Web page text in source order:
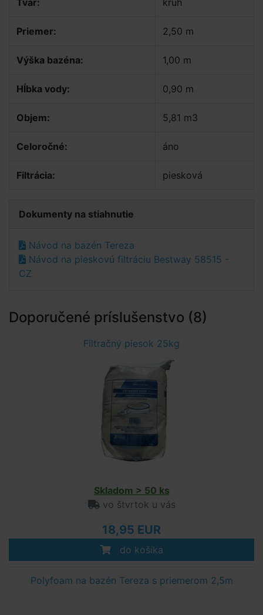
Tvar: kruh
Priemer: 2,50 m
Výška bazéna: 1,00 m
Hĺbka vody: 0,90 m
Objem: 5,81 m3
Celoročné: áno
Filtrácia: piesková
Dokumenty na stiahnutie
Návod na bazén Tereza
Návod na pieskovú filtráciu Bestway 58515 -
CZ
Doporučené príslušenstvo (8)
Filtračný piesok 25kg
Skladom > 50 ks
vo štvrtok u vás
18,95 EUR
do košíka
Polyfoam na bazén Tereza s priemerom 2,5m